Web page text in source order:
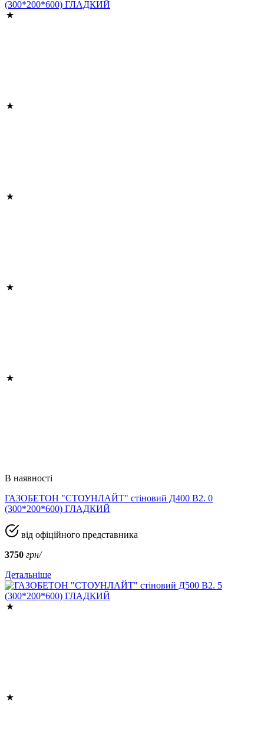
В наявності
ГАЗОБЕТОН "СТОУНЛАЙТ" стіновий Д400 В2. 0
(300*200*600) ГЛАДКИЙ
від офіційного представника
3750 грн/
Детальніше